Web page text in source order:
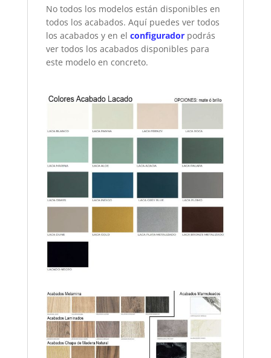
No todos los modelos están disponibles en
todos los acabados. Aquí puedes ver todos
los acabados y en el configuradorpodrás
ver todos los acabados disponibles para
este modelo en concreto.